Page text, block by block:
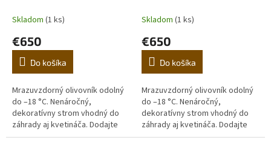
Skladom (1 ks)
€650
Do košíka
Mrazuvzdorný olivovník odolný
do –18 °C. Nenáročný,
dekoratívny strom vhodný do
záhrady aj kvetináča. Dodajte
domovu stredomorskú
Skladom (1 ks)
€650
Do košíka
Mrazuvzdorný olivovník odolný
do –18 °C. Nenáročný,
dekoratívny strom vhodný do
záhrady aj kvetináča. Dodajte
domovu stredomorskú